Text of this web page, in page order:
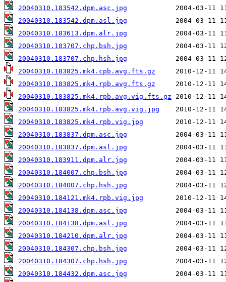
20040310.183542.dpm.asc.jpg
20040310.183542.dpm.asl.jpg
20040310.183613.dpm.alr.jpg
20040310.183707.chp.bsh.jpg
20040310.183707.chp.hsh.jpg
20040310.183825.mk4.cpb.avg.fts.gz
20040310.183825.mk4.rpb.avg.fts.gz
20040310.183825.mk4.rpb.avg.vig.fts.gz
20040310.183825.mk4.rpb.avg.vig.jpg
20040310.183825.mk4.rpb.vig.jpg
20040310.183837.dpm.asc.jpg
20040310.183837.dpm.asl.jpg
20040310.183911.dpm.alr.jpg
20040310.184007.chp.bsh.jpg
20040310.184007.chp.hsh.jpg
20040310.184121.mk4.rpb.vig.jpg
20040310.184138.dpm.asc.jpg
20040310.184138.dpm.asl.jpg
20040310.184210.dpm.alr.jpg
20040310.184307.chp.bsh.jpg
20040310.184307.chp.hsh.jpg
20040310.184432.dpm.asc.jpg